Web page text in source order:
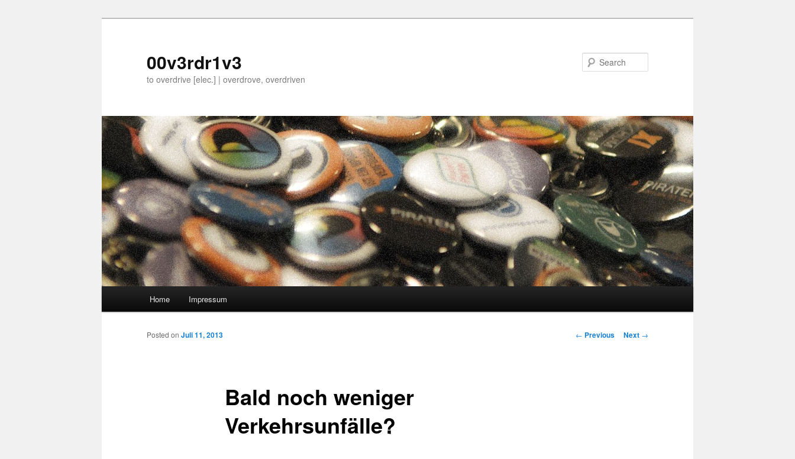
00v3rdr1v3
to overdrive [elec.] | overdrove, overdriven
Skip to primary content
Skip to secondary content
Home Impressum
Post navigation
← Previous Next →
Bald noch weniger
Verkehrsunfälle?
Posted on Juli 11, 2013